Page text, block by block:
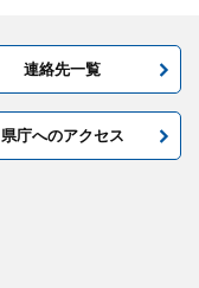
連絡先一覧
県庁へのアクセス